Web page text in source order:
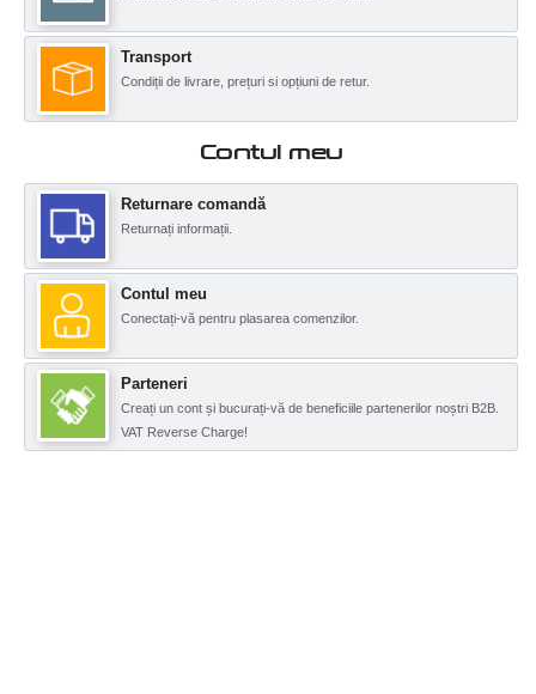
Transport
Condiții de livrare, prețuri si opțiuni de retur.
Contul meu
Returnare comandă
Returnați informații.
Contul meu
Conectați-vă pentru plasarea comenzilor.
Parteneri
Creați un cont și bucurați-vă de beneficiile partenerilor noștri B2B.
VAT Reverse Charge!